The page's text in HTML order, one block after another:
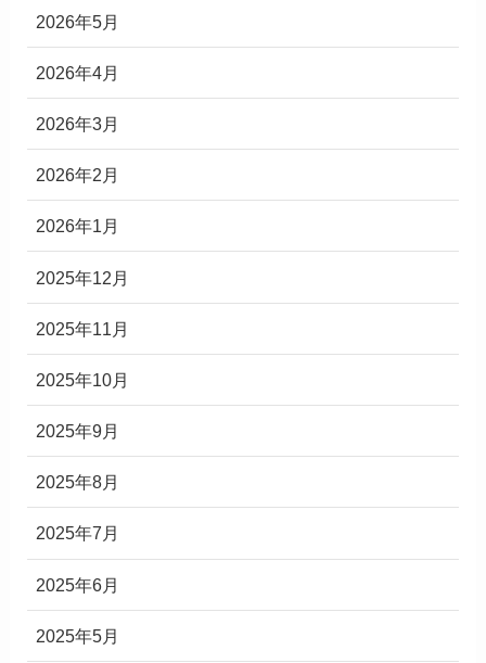
2026年5月
2026年4月
2026年3月
2026年2月
2026年1月
2025年12月
2025年11月
2025年10月
2025年9月
2025年8月
2025年7月
2025年6月
2025年5月